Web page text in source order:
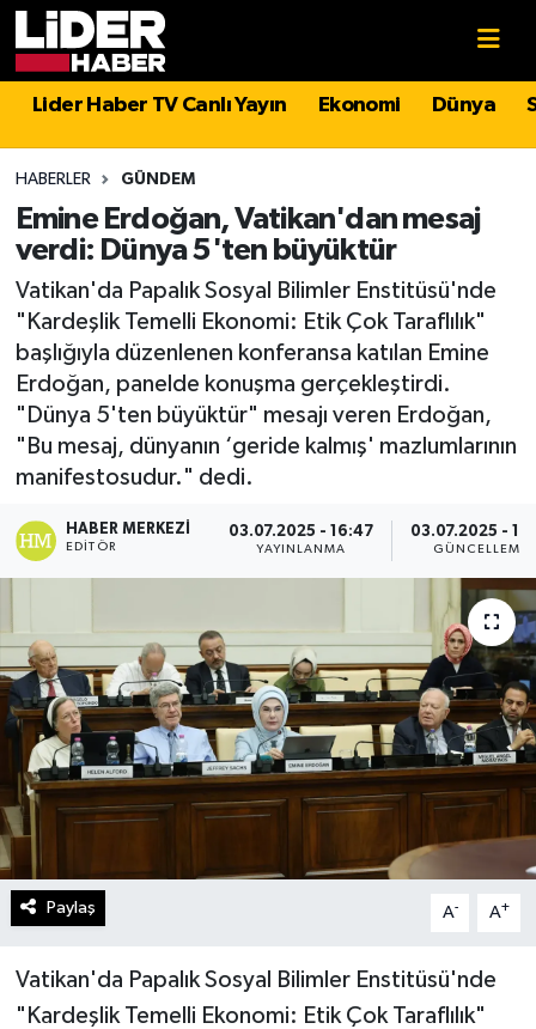
Lider Haber TV Canlı Yayın Ekonomi Dünya
HABERLER GÜNDEM
Emine Erdoğan, Vatikan'dan mesaj
verdi: Dünya 5'ten büyüktür
Vatikan'da Papalık Sosyal Bilimler Enstitüsü'nde
"Kardeşlik Temelli Ekonomi: Etik Çok Taraflılık"
başlığıyla düzenlenen konferansa katılan Emine
Erdoğan, panelde konuşma gerçekleştirdi.
"Dünya 5'ten büyüktür" mesajı veren Erdoğan,
"Bu mesaj, dünyanın ‘geride kalmış' mazlumlarının
manifestosudur." dedi.
HABER MERKEZI
EDITÖR
03.07.2025 - 16:47
YAYINLANMA
03.07.2025 -
GÜNCELLEME
Paylaş A- A+
Vatikan'da Papalık Sosyal Bilimler Enstitüsü'nde
"Kardeşlik Temelli Ekonomi: Etik Çok Taraflılık"
Politika
Asayiş
Magazin
Spor
Sağlık
Teknoloji
Turizm
Kültür - Sanat
Lider Haber TV Canlı Yayın izle
Hava Durumu
İstanbul Namaz Vakitleri
Süper Lig Puan Durumu ve Fikstür
Tüm Manşetler
Son Dakika Haberleri
Haber Arşivi